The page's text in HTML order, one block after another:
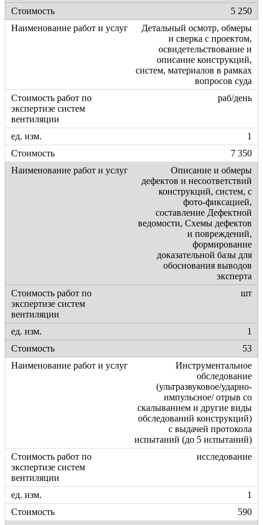
5 250
Детальный осмотр, обмеры
и сверка с проектом,
освидетельствование и
описание конструкций,
систем, материалов в рамках
вопросов суда
раб/день
1
7 350
Описание и обмеры
дефектов и несоответствий
конструкций, систем, с
фото-фиксацией,
составление Дефектной
ведомости, Схемы дефектов
и повреждений,
формирование
доказательной базы для
обоснования выводов
эксперта
шт
1
53
Инструментальное
обследование
(ультразвуковое/ударно-
импульсное/ отрыв со
скалыванием и другие виды
обследований конструкций)
с выдачей протокола
испытаний (до 5 испытаний)
исследование
1
590